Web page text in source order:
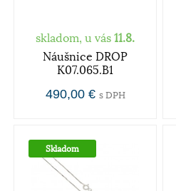
skladom, u vás 11.8.
Náušnice DROP
K07.065.B1
490,00 € s DPH
Skladom